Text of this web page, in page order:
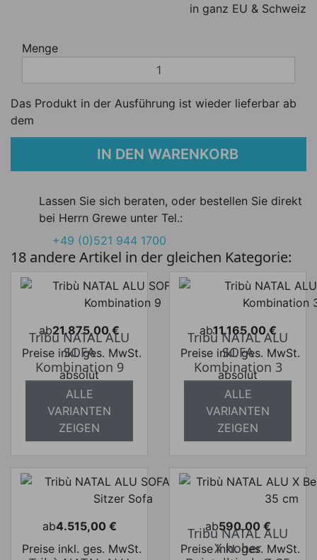
in ganz EU & Schweiz
Menge
Das Produkt in der Ausführung ist wieder lieferbar ab
dem
IN DEN WARENKORB
Lassen Sie sich beraten, oder bestellen Sie direkt
bei Herrn Grewe unter Tel.:
+49 (0)521 944 1700
18 andere Artikel in der gleichen Kategorie:
ab
Preis
21.875,00 €
Preise inkl. ges. MwSt.
absolut
versandkostenfrei
Tribù NATAL ALU
SOFA
Kombination 9
ALLE
VARIANTEN
ZEIGEN
ab
Preis
11.165,00 €
Preise inkl. ges. MwSt.
absolut
versandkostenfrei
Tribù NATAL ALU
SOFA
Kombination 3
ALLE
VARIANTEN
ZEIGEN
ab
Preis
4.515,00 €
Preise inkl. ges. MwSt.
ab
Preis
590,00 €
Preise inkl. ges. MwSt.
Tribù NATAL ALU
X hoher